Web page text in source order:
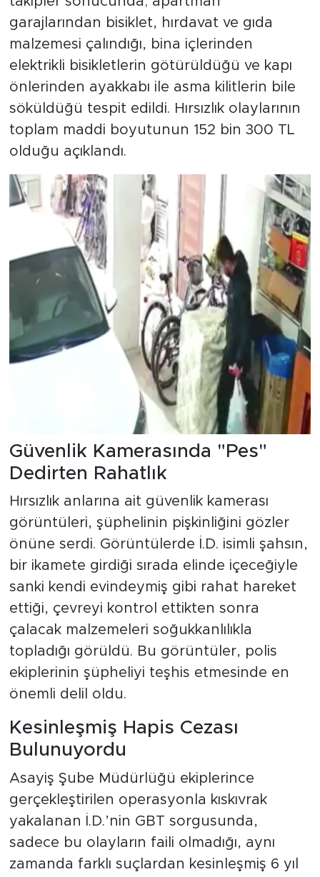
garajlarından bisiklet, hırdavat ve gıda
malzemesi çalındığı, bina içlerinden
elektrikli bisikletlerin götürüldüğü ve kapı
önlerinden ayakkabı ile asma kilitlerin bile
söküldüğü tespit edildi. Hırsızlık olaylarının
toplam maddi boyutunun 152 bin 300 TL
olduğu açıklandı.
Güvenlik Kamerasında "Pes"
Dedirten Rahatlık
Hırsızlık anlarına ait güvenlik kamerası
görüntüleri, şüphelinin pişkinliğini gözler
önüne serdi. Görüntülerde İ.D. isimli şahsın,
bir ikamete girdiği sırada elinde içeceğiyle
sanki kendi evindeymiş gibi rahat hareket
ettiği, çevreyi kontrol ettikten sonra
çalacak malzemeleri soğukkanlılıkla
topladığı görüldü. Bu görüntüler, polis
ekiplerinin şüpheliyi teşhis etmesinde en
önemli delil oldu.
Kesinleşmiş Hapis Cezası
Bulunuyordu
Asayiş Şube Müdürlüğü ekiplerince
gerçekleştirilen operasyonla kıskıvrak
yakalanan İ.D.’nin GBT sorgusunda,
sadece bu olayların faili olmadığı, aynı
zamanda farklı suçlardan kesinleşmiş 6 yıl